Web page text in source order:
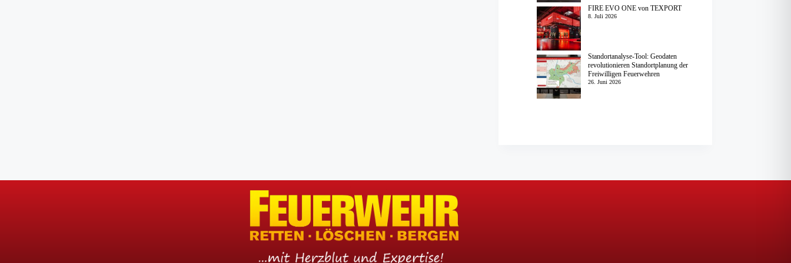
FIRE EVO ONE von TEXPORT
8. Juli 2026
Standortanalyse-Tool: Geodaten
revolutionieren Standortplanung der
Freiwilligen Feuerwehren
26. Juni 2026